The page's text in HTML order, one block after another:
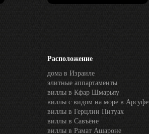
Расположение
дома в Израиле
элитные аппартаменты
виллы в Кфар Шмарьяу
виллы с видом на море в Арсуфе
виллы в Герцлии Питуах
виллы в Савъёне
виллы в Рамат Ашароне